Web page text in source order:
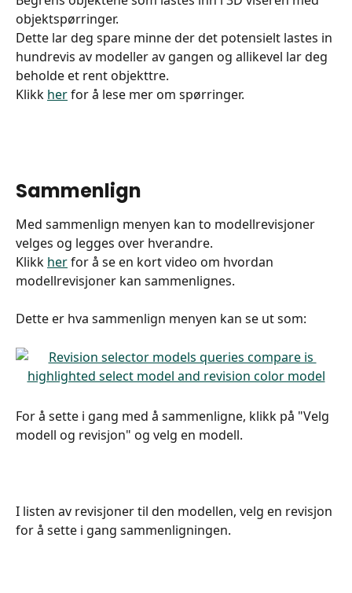
objektspørringer.
Dette lar deg spare minne der det potensielt lastes in
hundrevis av modeller av gangen og allikevel lar deg
beholde et rent objekttre.
Klikk her for å lese mer om spørringer.
Sammenlign
Med sammenlign menyen kan to modellrevisjoner
velges og legges over hverandre.
Klikk her for å se en kort video om hvordan
modellrevisjoner kan sammenlignes.
Dette er hva sammenlign menyen kan se ut som:
For å sette i gang med å sammenligne, klikk på "Velg
modell og revisjon" og velg en modell.
I listen av revisjoner til den modellen, velg en revisjon
for å sette i gang sammenligningen.